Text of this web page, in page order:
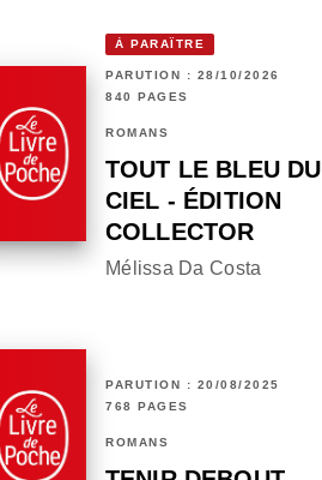
À PARAÎTRE
PARUTION : 28/10/2026
840 PAGES
ROMANS
TOUT LE BLEU DU
CIEL - ÉDITION
COLLECTOR
Mélissa Da Costa
PARUTION : 20/08/2025
768 PAGES
ROMANS